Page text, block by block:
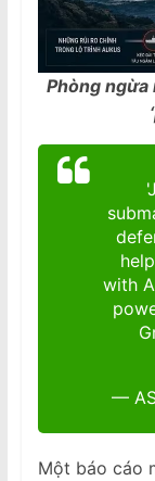
Phòng ngừa
with
—
Một báo cáo